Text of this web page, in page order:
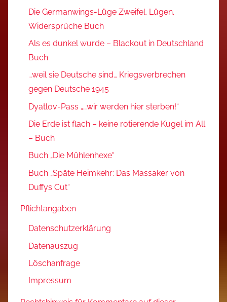
Die Germanwings-Lüge Zweifel. Lügen.
Widersprüche Buch
Als es dunkel wurde – Blackout in Deutschland
Buch
…weil sie Deutsche sind… Kriegsverbrechen
gegen Deutsche 1945
Dyatlov-Pass „…wir werden hier sterben!“
Die Erde ist flach – keine rotierende Kugel im All
– Buch
Buch „Die Mühlenhexe“
Buch „Späte Heimkehr: Das Massaker von
Duffys Cut“
Pflichtangaben
Datenschutzerklärung
Datenauszug
Löschanfrage
Impressum